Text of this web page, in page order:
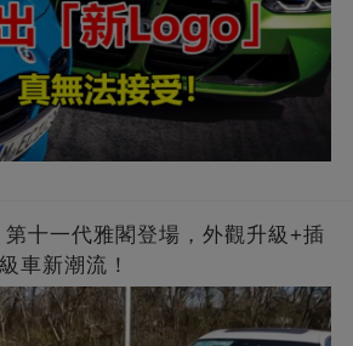
十一代雅閣登場，外觀升級+插
車新潮流！